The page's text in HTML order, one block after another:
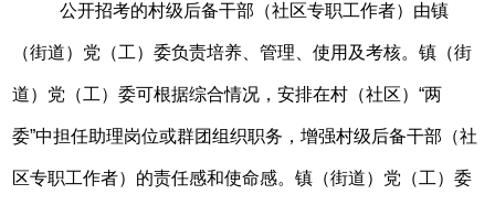
公开招考的村级后备干部（社区专职工作者）由镇
（街道）党（工）委负责培养、管理、使用及考核。镇（街
道）党（工）委可根据综合情况，安排在村（社区）“两
委”中担任助理岗位或群团组织职务，增强村级后备干部（社
区专职工作者）的责任感和使命感。镇（街道）党（工）委